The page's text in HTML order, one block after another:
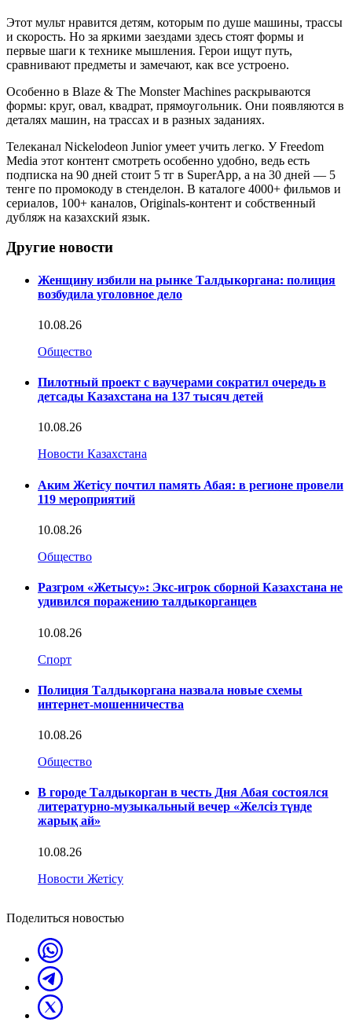
Этот мульт нравится детям, которым по душе машины, трассы
и скорость. Но за яркими заездами здесь стоят формы и
первые шаги к технике мышления. Герои ищут путь,
сравнивают предметы и замечают, как все устроено.
Особенно в Blaze & The Monster Machines раскрываются
формы: круг, овал, квадрат, прямоугольник. Они появляются в
деталях машин, на трассах и в разных заданиях.
Телеканал Nickelodeon Junior умеет учить легко. У Freedom
Media этот контент смотреть особенно удобно, ведь есть
подписка на 90 дней стоит 5 тг в SuperApp, а на 30 дней — 5
тенге по промокоду в стенделон. В каталоге 4000+ фильмов и
сериалов, 100+ каналов, Originals-контент и собственный
дубляж на казахский язык.
Другие новости
Женщину избили на рынке Талдыкоргана: полиция
возбудила уголовное дело
10.08.26
Общество
Пилотный проект с ваучерами сократил очередь в
детсады Казахстана на 137 тысяч детей
10.08.26
Новости Казахстана
Аким Жетісу почтил память Абая: в регионе провели
119 мероприятий
10.08.26
Общество
Разгром «Жетысу»: Экс-игрок сборной Казахстана не
удивился поражению талдыкорганцев
10.08.26
Спорт
Полиция Талдыкоргана назвала новые схемы
интернет-мошенничества
10.08.26
Общество
В городе Талдыкорган в честь Дня Абая состоялся
литературно-музыкальный вечер «Желсіз түнде
жарық ай»
10.08.26
Новости Жетісу
Поделиться новостью